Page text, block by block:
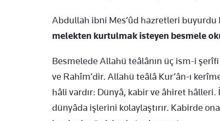
Abdullah ibni Mes’ûd hazretleri buyurdu
melekten kurtulmak isteyen besmele
Besmelede Allahü teâlânın üç ism-i
ve Rahîm’dir. Allahü teâlâ Kur’ân-ı
hâli vardır: Dünyâ, kabir ve âhiret
dünyâda işlerini kolaylaştırır. Kabirde